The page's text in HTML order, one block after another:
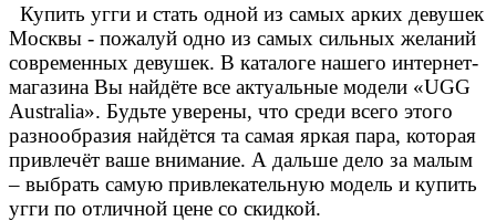
Купить угги и стать одной из самых арких девушек
Москвы - пожалуй одно из самых сильных желаний
современных девушек. В каталоге нашего интернет-
магазина Вы найдёте все актуальные модели «UGG
Australia». Будьте уверены, что среди всего этого
разнообразия найдётся та самая яркая пара, которая
привлечёт ваше внимание. А дальше дело за малым
– выбрать самую привлекательную модель и купить
угги по отличной цене со скидкой.